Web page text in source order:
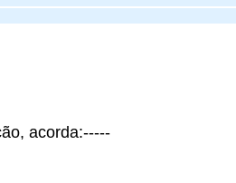
acorda:-----